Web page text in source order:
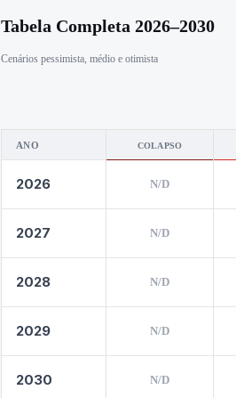
Tabela Completa 2026–2030
Cenários pessimista, médio e otimista
ANO COLAPSO
2026 N/D
2027 N/D
2028 N/D
2029 N/D
2030 N/D